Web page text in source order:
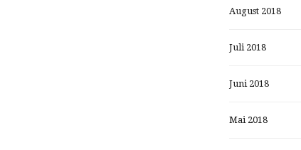
August 2018
Juli 2018
Juni 2018
Mai 2018